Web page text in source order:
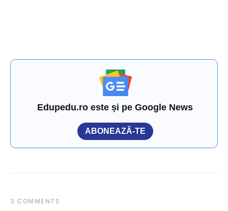
Edupedu.ro este și pe Google News
ABONEAZĂ-TE
3 COMMENTS